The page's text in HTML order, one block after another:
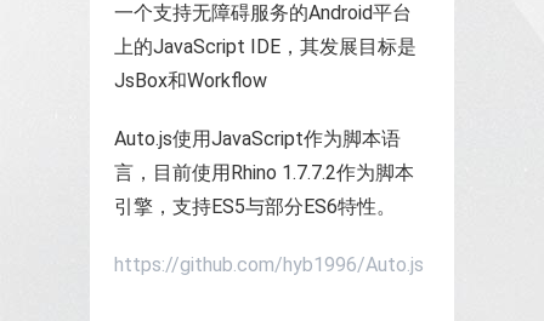
一个支持无障碍服务的Android平台
上的JavaScript IDE，其发展目标是
JsBox和Workflow
Auto.js使用JavaScript作为脚本语
言，目前使用Rhino 1.7.7.2作为脚本
引擎，支持ES5与部分ES6特性。
https://github.com/hyb1996/Auto.js